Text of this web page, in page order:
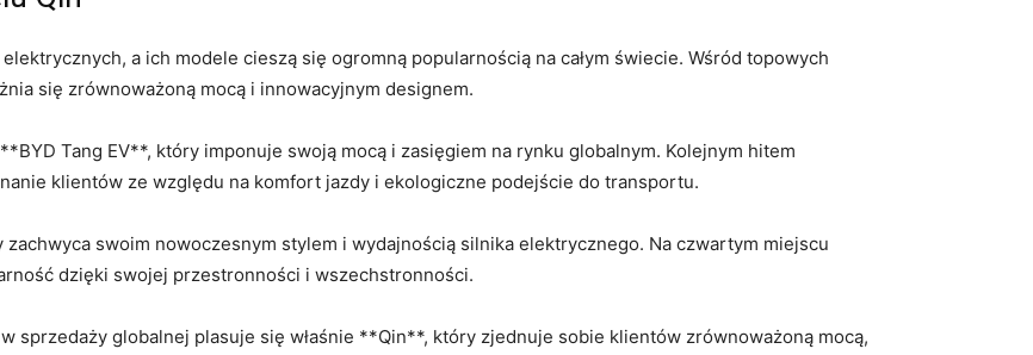
a ich modele cieszą się ogromną popularnością na całym świecie. Wśród topowych
się zrównoważoną mocą i innowacyjnym designem.
Tang EV**,‍ który imponuje swoją mocą i zasięgiem na rynku globalnym. Kolejnym hitem
klientów ze względu na komfort jazdy i ekologiczne podejście do transportu.
swoim nowoczesnym stylem i wydajnością silnika elektrycznego. Na czwartym miejscu
dzięki swojej przestronności i wszechstronności.
sprzedaży globalnej plasuje się⁤ właśnie **Qin**, który zjednuje​ sobie klientów zrównoważoną mocą,